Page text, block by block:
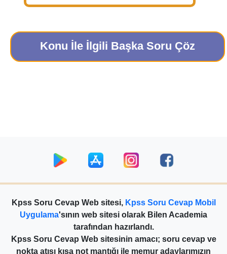
Konu İle İlgili Başka Soru Çöz
Kpss Soru Cevap Web sitesi, Kpss Soru Cevap Mobil
Uygulama'sının web sitesi olarak Bilen Academia
tarafından hazırlandı.
Kpss Soru Cevap Web sitesinin amacı; soru cevap ve
nokta atışı kısa not mantığı ile memur adaylarımızın